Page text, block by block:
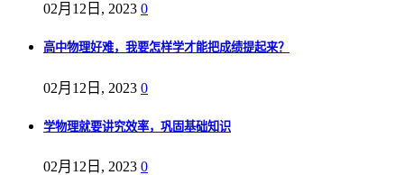
02月12日, 2023 0
高中物理好难，我要怎样学才能把成绩提起来？
02月12日, 2023 0
学物理就要讲究效率，巩固基础知识
02月12日, 2023 0